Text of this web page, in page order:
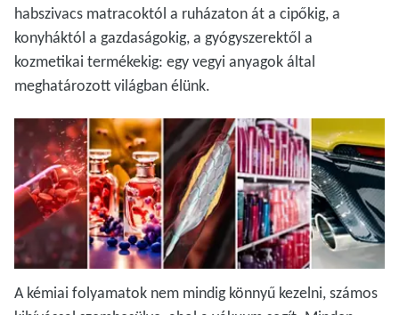
habszivacs matracoktól a ruházaton át a cipőkig, a
konyháktól a gazdaságokig, a gyógyszerektől a
kozmetikai termékekig: egy vegyi anyagok által
meghatározott világban élünk.
A kémiai folyamatok nem mindig könnyű kezelni, számos